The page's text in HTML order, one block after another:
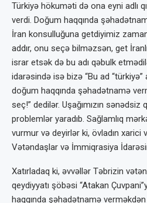
Türkiyə hökuməti də ona eyni adlı
verdi. Doğum haqqında
İran konsulluğuna getdiyimiz
addır, onu seçə bilməzsən, get
israr etsək də bu adı qəbulk
idarəsində isə bizə “Bu ad “türkiyə”
doğum haqqında şəhadətnamə
seç!” dedilər. Uşağımızın sənədsiz
problemlər yaradıb. Sağlamlıq
vurmur və deyirlər ki, övladın xarici
Vətəndaşlar və İmmiqrasiya
Xatırladaq ki, əvvəllər Təbrizin
qeydiyyatı şöbəsi “Atakan
haqqında şəhadətnamə